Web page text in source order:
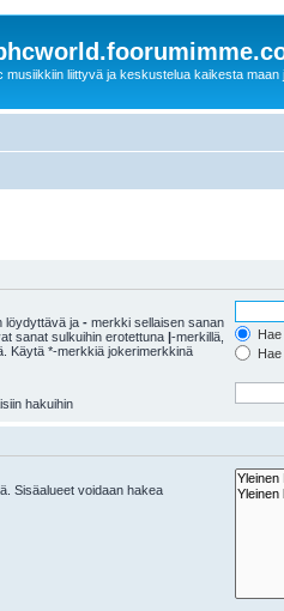
musiikkiin liittyvä ja keskustelua kaikesta maan
löydyttävä ja - merkki sellaisen sanan
sanat sulkuihin erotettuna |-merkillä,
Käytä *-merkkiä jokerimerkkinä
hakuihin
Sisäalueet voidaan hakea